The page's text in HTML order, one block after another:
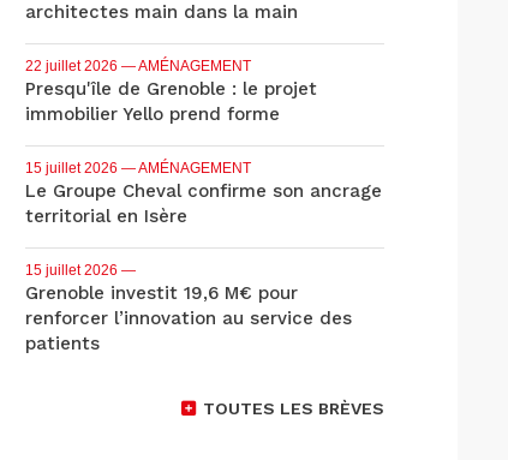
architectes main dans la main
22 juillet 2026 — AMÉNAGEMENT
Presqu'île de Grenoble : le projet
immobilier Yello prend forme
15 juillet 2026 — AMÉNAGEMENT
Le Groupe Cheval confirme son ancrage
territorial en Isère
15 juillet 2026 —
Grenoble investit 19,6 M€ pour
renforcer l’innovation au service des
patients
TOUTES LES BRÈVES